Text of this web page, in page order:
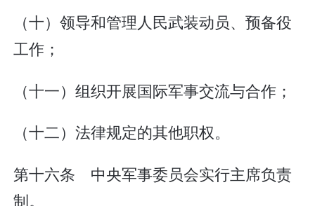
（十）领导和管理人民武装动员、预备役
工作；
（十一）组织开展国际军事交流与合作；
（十二）法律规定的其他职权。
第十六条 中央军事委员会实行主席负责
制。